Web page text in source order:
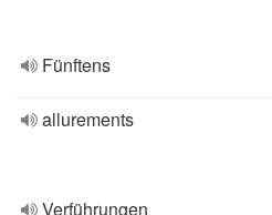
Fünftens
allurements
Verführungen